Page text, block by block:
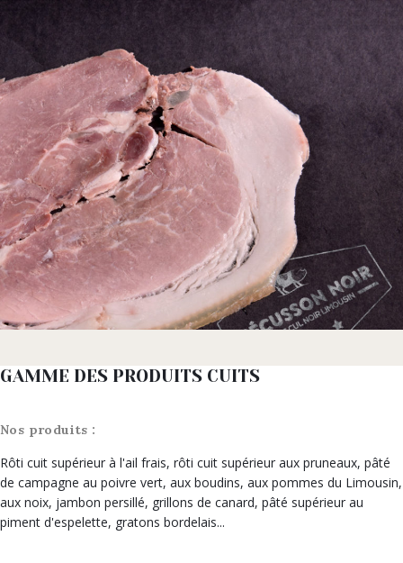
GAMME DES PRODUITS CUITS
Nos produits :
Rôti cuit supérieur à l'ail frais, rôti cuit supérieur aux pruneaux, pâté
de campagne au poivre vert, aux boudins, aux pommes du Limousin,
aux noix, jambon persillé, grillons de canard, pâté supérieur au
piment d'espelette, gratons bordelais...